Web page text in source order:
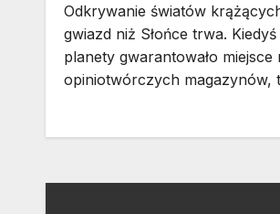
Odkrywanie światów
gwiazd niż Słońce trwa.
planety gwarantowało miejsce
opiniotwórczych magazynów,